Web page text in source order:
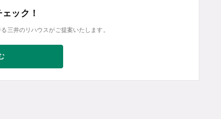
ック！
三井のリハウスがご提案いたします。